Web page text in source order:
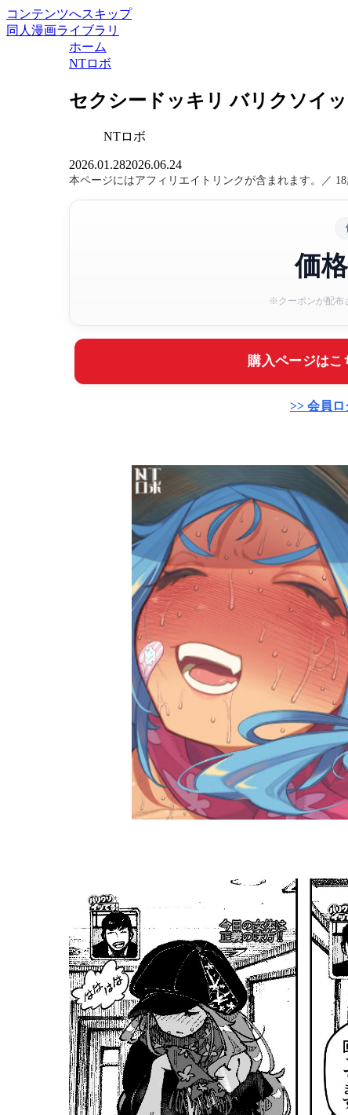
コンテンツへスキップ
同人漫画ライブラリ
ホーム
NTロボ
セクシードッキリ バリクソイ
NTロボ
2026.01.282026.06.24
本ページにはアフィリエイトリンクが含まれます。／
価
※クーポンが配布
購入ページはこ
>> 会員